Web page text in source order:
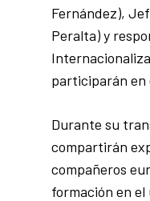
Fernández),
Peralta) y
participarán en
Durante su
compartirán
compañeros
formación en el